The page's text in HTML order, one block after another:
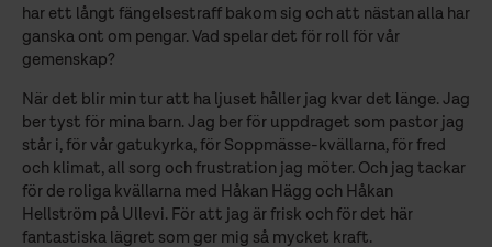
har ett långt fängelsestraff bakom sig och att nästan alla har
ganska ont om pengar. Vad spelar det för roll för vår
gemenskap?
När det blir min tur att ha ljuset håller jag kvar det länge. Jag
ber tyst för mina barn. Jag ber för uppdraget som pastor jag
står i, för vår gatukyrka, för Soppmässe-kvällarna, för fred
och klimat, all sorg och frustration jag möter. Och jag tackar
för de roliga kvällarna med Håkan Hägg och Håkan
Hellström på Ullevi. För att jag är frisk och för det här
fantastiska lägret som ger mig så mycket kraft.